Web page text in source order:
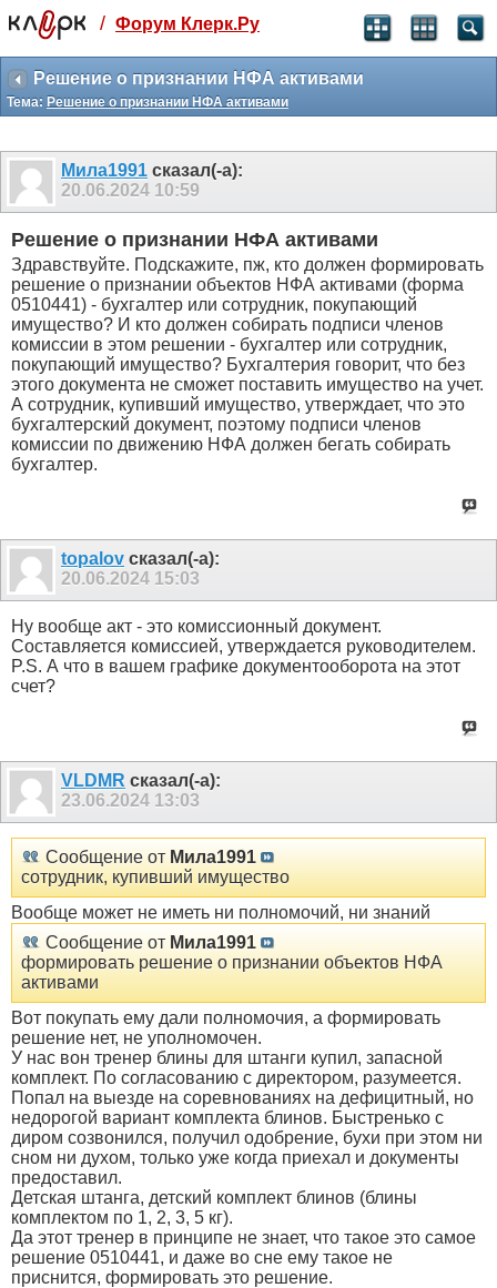
Святые угодники, Клерк без рекламы
прекрасен:)
месяц
3 месяца
259
₽
-10%
499 ₽
-15%
Отмена Оплатить
/ Форум Клерк.Ру
Решение о признании НФА активами
Тема: Решение о признании НФА активами
Мила1991 сказал(-а):
20.06.2024 10:59
Решение о признании НФА активами
Здравствуйте. Подскажите, пж, кто должен формировать
решение о признании объектов НФА активами (форма
0510441) - бухгалтер или сотрудник, покупающий
имущество? И кто должен собирать подписи членов
комиссии в этом решении - бухгалтер или сотрудник,
покупающий имущество? Бухгалтерия говорит, что без
этого документа не сможет поставить имущество на учет.
А сотрудник, купивший имущество, утверждает, что это
бухгалтерский документ, поэтому подписи членов
комиссии по движению НФА должен бегать собирать
бухгалтер.
topalov сказал(-а):
20.06.2024 15:03
Ну вообще акт - это комиссионный документ.
Составляется комиссией, утверждается руководителем.
P.S. А что в вашем графике документооборота на этот
счет?
VLDMR сказал(-а):
23.06.2024 13:03
Сообщение от Мила1991
сотрудник, купивший имущество
Вообще может не иметь ни полномочий, ни знаний
Сообщение от Мила1991
формировать решение о признании объектов НФА
активами
Вот покупать ему дали полномочия, а формировать
решение нет, не уполномочен.
У нас вон тренер блины для штанги купил, запасной
комплект. По согласованию с директором, разумеется.
Попал на выезде на соревнованиях на дефицитный, но
недорогой вариант комплекта блинов. Быстренько с
диром созвонился, получил одобрение, бухи при этом ни
сном ни духом, только уже когда приехал и документы
предоставил.
Детская штанга, детский комплект блинов (блины
комплектом по 1, 2, 3, 5 кг).
Да этот тренер в принципе не знает, что такое это самое
решение 0510441, и даже во сне ему такое не
приснится, формировать это решение.